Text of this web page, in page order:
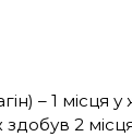
– 1 місця
2